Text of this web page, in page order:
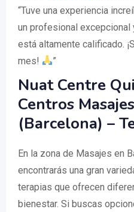
“Tuve una experiencia
un profesional excepcional
está altamente calificado.
mes!
”
Nuat Centre
Centros
(Barcelona) –
En la zona de Masajes en
encontrarás una gran
terapias que ofrecen
bienestar. Si buscas